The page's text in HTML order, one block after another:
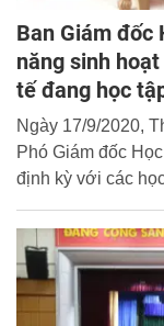
Ban Giám đốc
năng sinh
tế đang học
Ngày 17/9/2020,
Phó Giám đốc
định kỳ với các